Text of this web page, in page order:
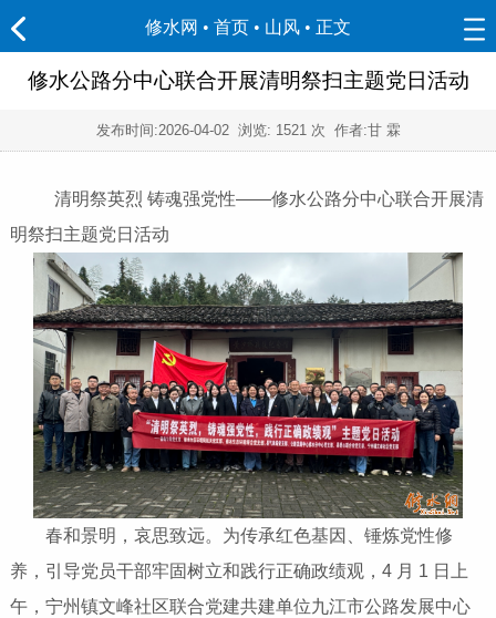
修水网 • 首页 • 山风 • 正文
修水公路分中心联合开展清明祭扫主题党日活动
发布时间:2026-04-02浏览: 1521 次 作者:甘 霖
清明祭英烈 铸魂强党性——修水公路分中心联合开展清
明祭扫主题党日活动
春和景明，哀思致远。为传承红色基因、锤炼党性修
养，引导党员干部牢固树立和践行正确政绩观，4 月 1 日上
午，宁州镇文峰社区联合党建共建单位九江市公路发展中心